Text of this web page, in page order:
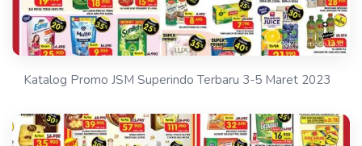
Katalog Promo JSM Superindo Terbaru 3-5 Maret 2023